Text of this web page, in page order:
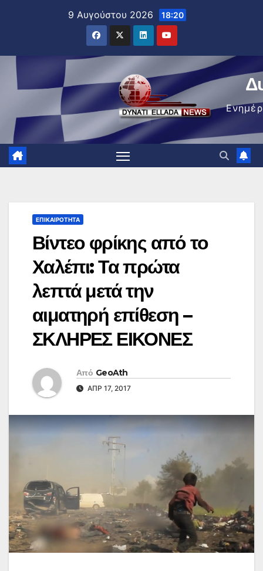
9 Αυγούστου 2026 18:20
ΕΠΙΚΑΙΡΌΤΗΤΑ
Βίντεο φρίκης από το
Χαλέπι: Τα πρώτα
λεπτά μετά την
αιματηρή επίθεση –
ΣΚΛΗΡΕΣ ΕΙΚΟΝΕΣ
Από GeoAth
ΑΠΡ 17, 2017